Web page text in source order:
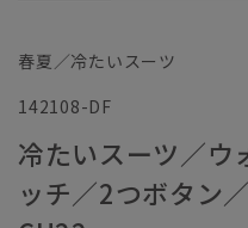
春夏／冷たいスーツ
142108-DF
冷たいスーツ／ウ
ッチ／2つボタン